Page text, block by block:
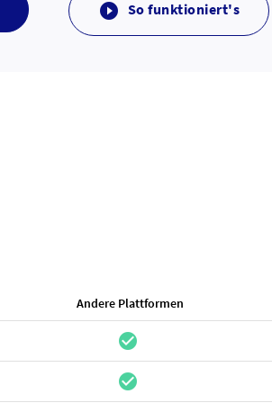
 So funktioniert's
Andere Plattformen
check_circle
check_circle